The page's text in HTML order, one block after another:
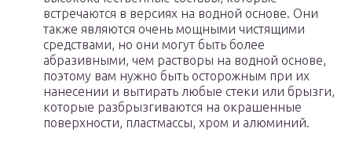
встречаются в версиях на водной основе. Они
также являются очень мощными чистящими
средствами, но они могут быть более
абразивными, чем растворы на водной основе,
поэтому вам нужно быть осторожным при их
нанесении и вытирать любые стеки или брызги,
которые разбрызгиваются на окрашенные
поверхности, пластмассы, хром и алюминий.